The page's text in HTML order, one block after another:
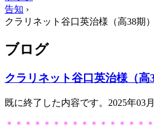
告知 ›
クラリネット谷口英治様（高38期
ブログ
クラリネット谷口英治様（高
既に終了した内容です。2025年03
＊＊＊＊＊＊＊＊＊＊＊＊＊＊＊